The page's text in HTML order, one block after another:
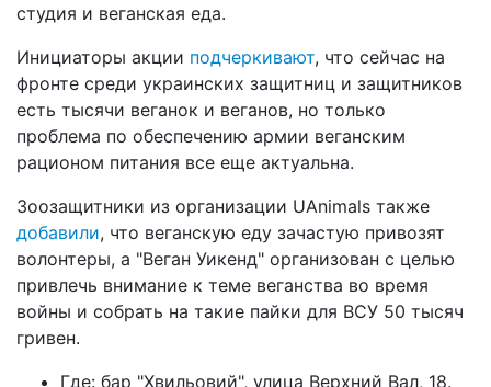
студия и веганская еда.
Инициаторы акции подчеркивают, что сейчас на
фронте среди украинских защитниц и защитников
есть тысячи веганок и веганов, но только
проблема по обеспечению армии веганским
рационом питания все еще актуальна.
Зоозащитники из организации UAnimals также
добавили, что веганскую еду зачастую привозят
волонтеры, а "Веган Уикенд" организован с целью
привлечь внимание к теме веганства во время
войны и собрать на такие пайки для ВСУ 50 тысяч
гривен.
Где: бар "Хвильовий", улица Верхний Вал, 18.